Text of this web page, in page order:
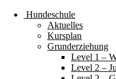
Hundeschule
Aktuelles
Kursplan
Grunderziehung
Level 1 –
Level 2 –